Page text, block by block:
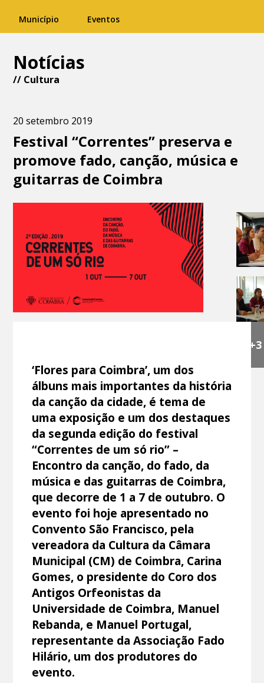
Município Eventos
Notícias
// Cultura
20 setembro 2019
Festival “Correntes” preserva e
promove fado, canção, música e
guitarras de Coimbra
+3
‘Flores para Coimbra’, um dos
álbuns mais importantes da história
da canção da cidade, é tema de
uma exposição e um dos destaques
da segunda edição do festival
“Correntes de um só rio” –
Encontro da canção, do fado, da
música e das guitarras de Coimbra,
que decorre de 1 a 7 de outubro. O
evento foi hoje apresentado no
Convento São Francisco, pela
vereadora da Cultura da Câmara
Municipal (CM) de Coimbra, Carina
Gomes, o presidente do Coro dos
Antigos Orfeonistas da
Universidade de Coimbra, Manuel
Rebanda, e Manuel Portugal,
representante da Associação Fado
Hilário, um dos produtores do
evento.